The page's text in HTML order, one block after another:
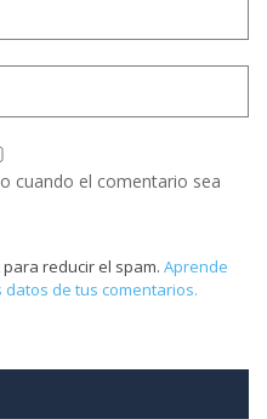
cuando el comentario sea
reducir el spam. Aprende
datos de tus comentarios.